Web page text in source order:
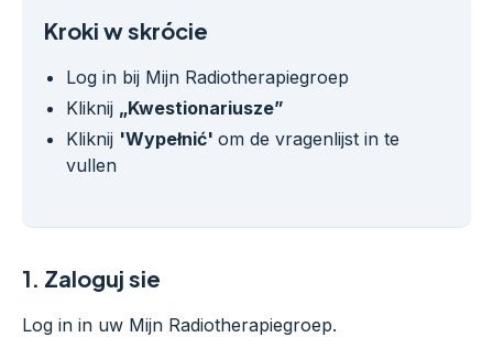
Kroki w skrócie
Log in bij Mijn Radiotherapiegroep
Kliknij „Kwestionariusze”
Kliknij 'Wypełnić' om de vragenlijst in te
vullen
1. Zaloguj sie
Log in in uw Mijn Radiotherapiegroep.